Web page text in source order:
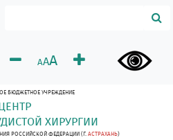
AAA
БЮДЖЕТНОЕ УЧРЕЖДЕНИЕ
ХИРУРГИИ
РОССИЙСКОЙ ФЕДЕРАЦИИ (Г. АСТРАХАНЬ)